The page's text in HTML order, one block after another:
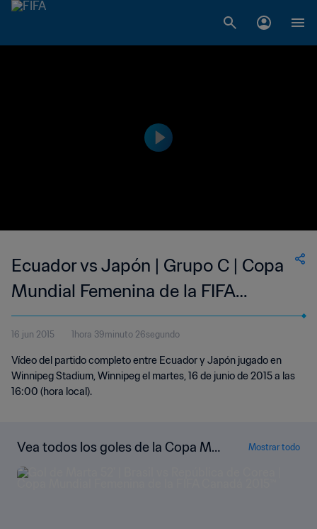
Ecuador vs Japón | Grupo C | Copa
Mundial Femenina de la FIFA
Canadá 2015™ | Partido Completo
16 jun 2015 1hora 39minuto 26segundo
Vídeo del partido completo entre Ecuador y Japón jugado en
Winnipeg Stadium, Winnipeg el martes, 16 de junio de 2015 a las
16:00 (hora local).
Vea todos los goles de la Copa Mu
ndial Femenina de la FIFA Canadá 2
015™
Mostrar todo